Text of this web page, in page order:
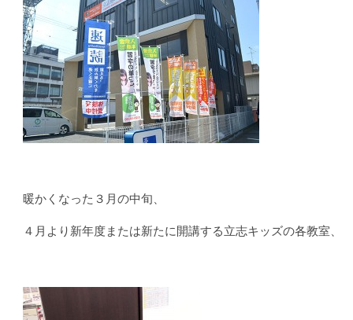
暖かくなった３月の中旬、
４月より新年度または新たに開講する立志キッズの各教室、